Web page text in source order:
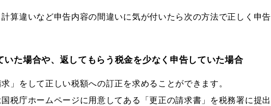
算違いなど申告内容の間違いに気が付いたら次の方法で正しく申告
た場合や、返してもらう税金を少なく申告していた場合
」をして正しい税額への訂正を求めることができます。
税庁ホームページに用意してある「更正の請求書」を税務署に提出